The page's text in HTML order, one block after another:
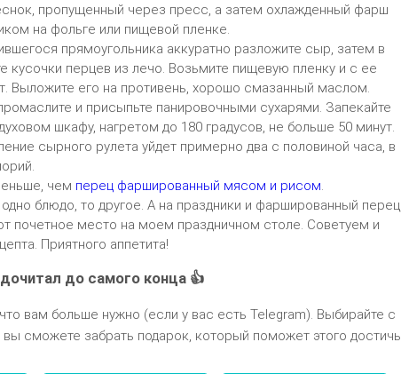
пропущенный через пресс, а затем охлажденный фарш
на фольге или пищевой пленке.
прямоугольника аккуратно разложите сыр, затем в
кусочки перцев из лечо. Возьмите пищевую пленку и с ее
Выложите его на противень, хорошо смазанный маслом.
и присыпьте панировочными сухарями. Запекайте
шкафу, нагретом до 180 градусов, не больше 50 минут.
сырного рулета уйдет примерно два с половиной часа, в
чем перец фаршированный мясом и рисом
блюдо, то другое. А на праздники и фаршированный перец,
почетное место на моем праздничном столе. Советуем и
Приятного аппетита!
до самого конца 👍
вам больше нужно (если у вас есть Telegram). Выбирайте с
сможете забрать подарок, который поможет этого достичь.